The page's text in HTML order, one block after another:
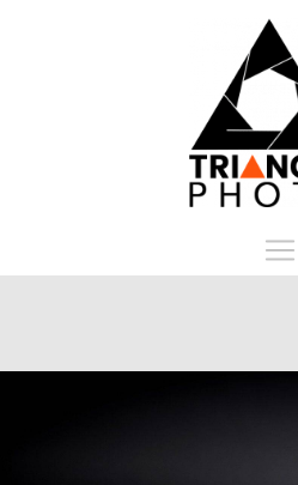
Panneau de gestion des cookies